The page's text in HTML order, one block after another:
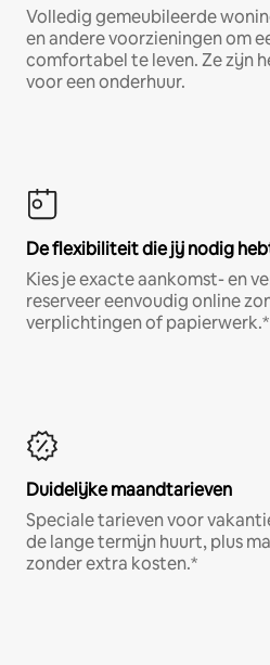
Volledig gemeubileerde
en andere voorzieningen om
comfortabel te leven. Ze zijn
voor een onderhuur.
De flexibiliteit die jij nodig
Kies je exacte aankomst- en
reserveer eenvoudig online
verplichtingen of papierwerk.*
Duidelijke maandtarieven
Speciale tarieven voor
de lange termijn huurt, plus
zonder extra kosten.*